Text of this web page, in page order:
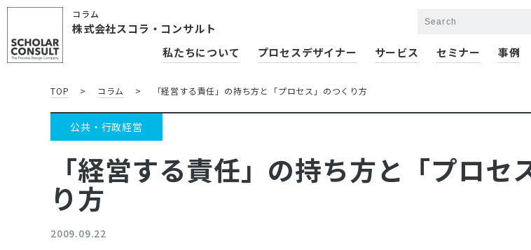
コラム
株式会社スコラ・コンサルト
私たちについて プロセスデザイナー サービス セミナー 事例
TOP > コラム > 「経営する責任」の持ち方と「プロセス」のつくり方
公共・行政経営
「経営する責任」の持ち方と「プロセ
り方
2009.09.22